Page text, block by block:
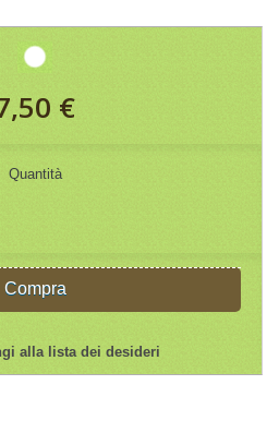
€
Quantità
Compra
alla lista dei desideri